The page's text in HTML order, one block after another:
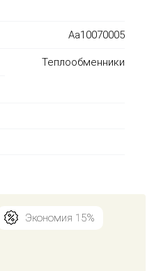
Aa10070005
Теплообменники
Экономия 15%